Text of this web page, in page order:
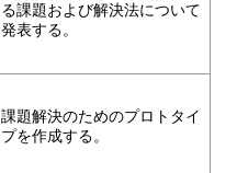
る課題および解決法について
発表する。
課題解決のためのプロトタイ
プを作成する。